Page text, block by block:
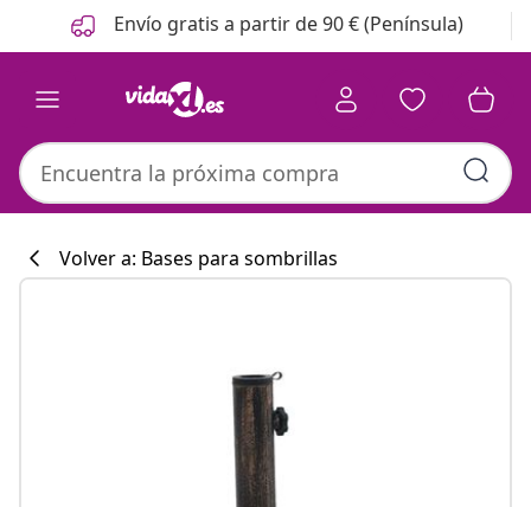
Anterior
Siguiente Envío gratis a partir de 90 € (Península)
Volver a: Bases para sombrillas